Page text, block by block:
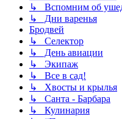
↳ Вспомним об
↳ Дни варенья
Бродвей
↳ Селектор
↳ День авиации
↳ Экипаж
↳ Все в сад!
↳ Хвосты и крылья
↳ Санта - Барбара
↳ Кулинария